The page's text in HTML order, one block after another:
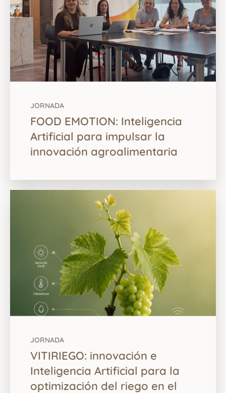
JORNADA
FOOD EMOTION: Inteligencia
Artificial para impulsar la
innovación agroalimentaria
JORNADA
VITIRIEGO: innovación e
Inteligencia Artificial para la
optimización del riego en el